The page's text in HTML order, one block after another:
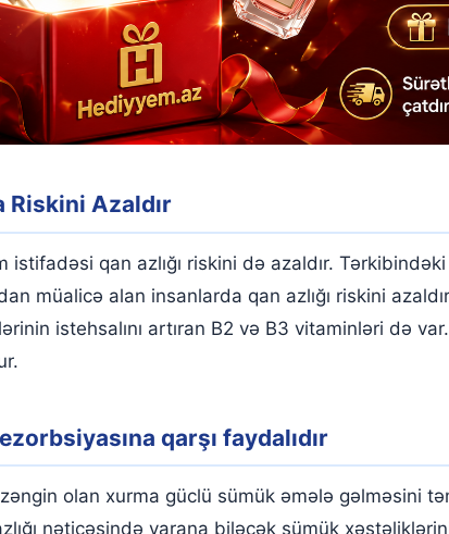
Riskini Azaldır
istifadəsi qan azlığı riskini də azaldır.
müalicə alan insanlarda qan azlığı riskini
istehsalını artıran B2 və B3 vitaminləri də
qarşı faydalıdır
olan xurma güclü sümük əmələ gəlməsini
nəticəsində yarana biləcək sümük